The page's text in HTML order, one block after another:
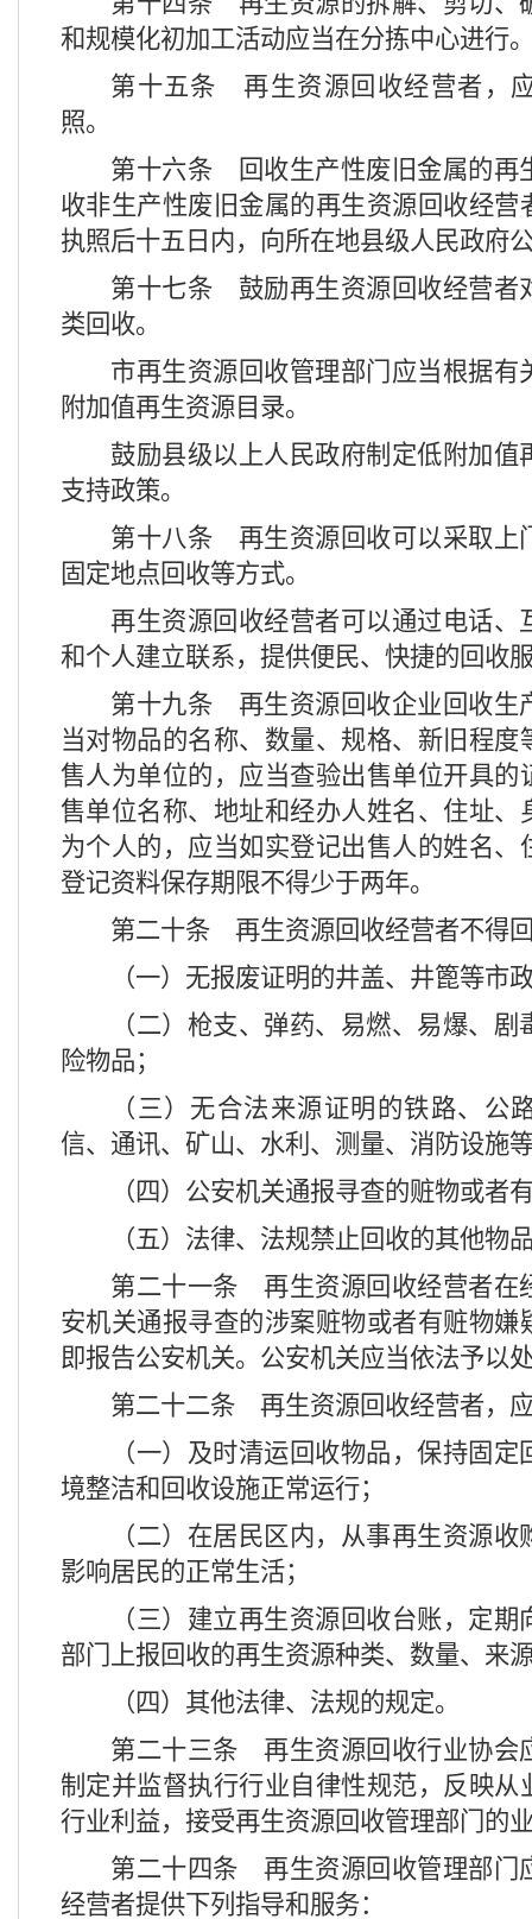
和规模化初加工活动应当在分拣中心进行
第十五条 再生资源回收经营者，
照。
第十六条 回收生产性废旧金属的再
收非生产性废旧金属的再生资源回收经营
执照后十五日内，向所在地县级人民政府
第十七条 鼓励再生资源回收经营者
类回收。
市再生资源回收管理部门应当根据有
附加值再生资源目录。
鼓励县级以上人民政府制定低附加值
支持政策。
第十八条 再生资源回收可以采取上
固定地点回收等方式。
再生资源回收经营者可以通过电话、
和个人建立联系，提供便民、快捷的回收
第十九条 再生资源回收企业回收生
当对物品的名称、数量、规格、新旧程度
售人为单位的，应当查验出售单位开具的
售单位名称、地址和经办人姓名、住址、
为个人的，应当如实登记出售人的姓名、
登记资料保存期限不得少于两年。
第二十条 再生资源回收经营者不得
（一）无报废证明的井盖、井篦等市
（二）枪支、弹药、易燃、易爆、
险物品；
（三）无合法来源证明的铁路、公
信、通讯、矿山、水利、测量、消防设施
（四）公安机关通报寻查的赃物或者
（五）法律、法规禁止回收的其他物
第二十一条 再生资源回收经营者在
安机关通报寻查的涉案赃物或者有赃物嫌
即报告公安机关。公安机关应当依法予以
第二十二条 再生资源回收经营者，
（一）及时清运回收物品，保持固
境整洁和回收设施正常运行；
（二）在居民区内，从事再生资源
影响居民的正常生活；
（三）建立再生资源回收台账，定
部门上报回收的再生资源种类、数量、来
（四）其他法律、法规的规定。
第二十三条 再生资源回收行业协会
制定并监督执行行业自律性规范，反映从
行业利益，接受再生资源回收管理部门的
第二十四条 再生资源回收管理部门
经营者提供下列指导和服务：